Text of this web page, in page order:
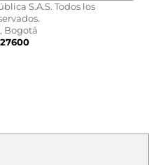
S.A.S. Todos los
Bogotá